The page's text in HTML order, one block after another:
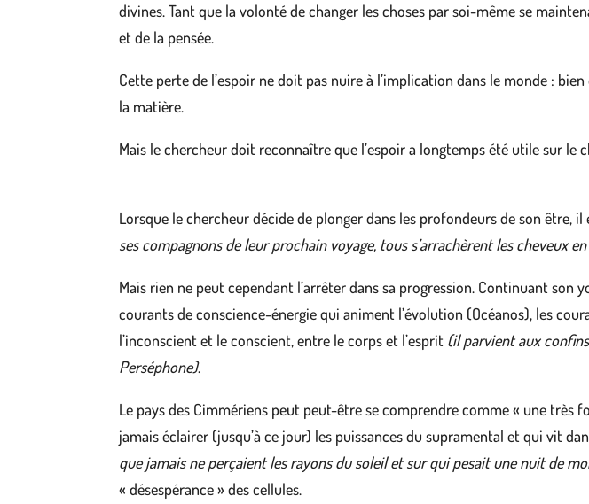
divines. Tant que la volonté de changer les choses par soi-même se
et de la pensée.
Cette perte de l’espoir ne doit pas nuire à l’implication dans le monde :
la matière.
Mais le chercheur doit reconnaître que l’espoir a longtemps été utile sur le
Lorsque le chercheur décide de plonger dans les profondeurs de son être,
ses compagnons de leur prochain voyage, tous s’arrachèrent les cheveux
Mais rien ne peut cependant l’arrêter dans sa progression. Continuant son
courants de conscience-énergie qui animent l’évolution (Océanos), les
l’inconscient et le conscient, entre le corps et l’esprit (il parvient aux
Perséphone).
Le pays des Cimmériens peut peut-être se comprendre comme « une
jamais éclairer (jusqu’à ce jour) les puissances du supramental et qui vit
que jamais ne perçaient les rayons du soleil et sur qui pesait une nuit de
« désespérance » des cellules.